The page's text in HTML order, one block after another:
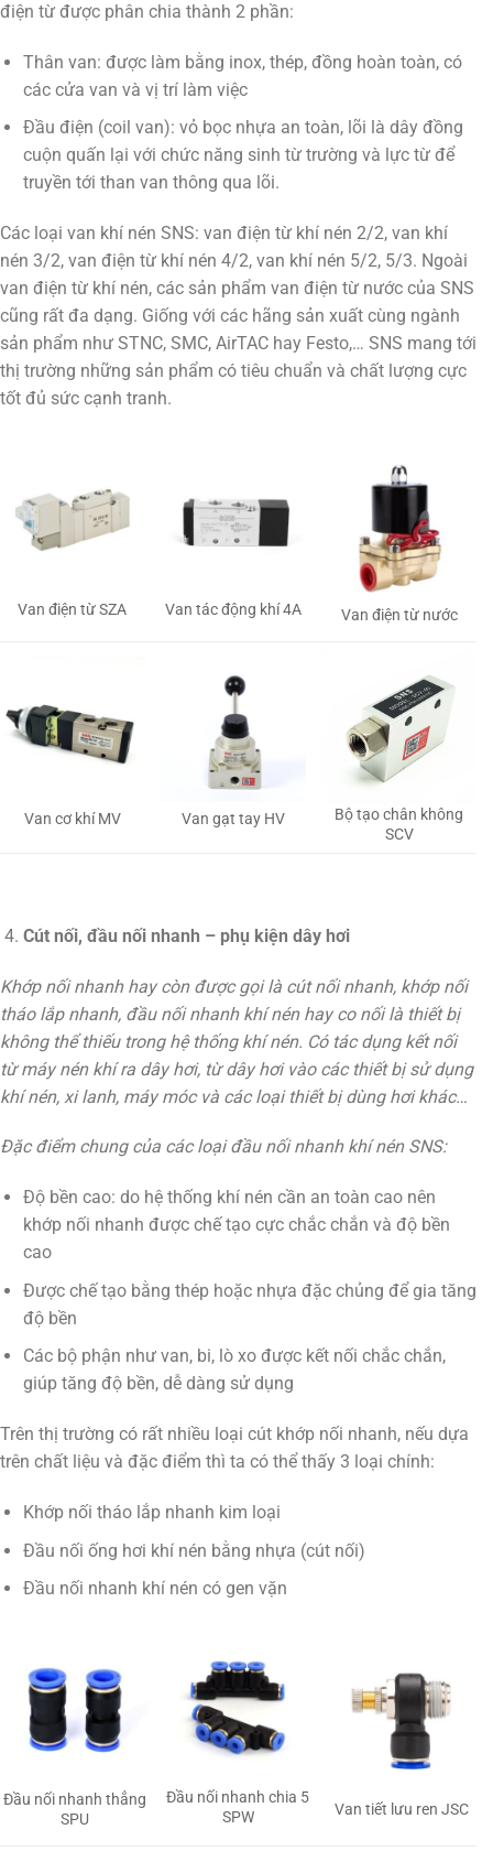
điện từ được phân chia thành 2 phần:
Thân van: được làm bằng inox, thép, đồng hoàn toàn, có
các cửa van và vị trí làm việc
Đầu điện (coil van): vỏ bọc nhựa an toàn, lõi là dây đồng
cuộn quấn lại với chức năng sinh từ trường và lực từ để
truyền tới than van thông qua lõi.
Các loại van khí nén SNS: van điện từ khí nén 2/2, van khí
nén 3/2, van điện từ khí nén 4/2, van khí nén 5/2, 5/3. Ngoài
van điện từ khí nén, các sản phẩm van điện từ nước của SNS
cũng rất đa dạng. Giống với các hãng sản xuất cùng ngành
sản phẩm như STNC, SMC, AirTAC hay Festo,… SNS mang tới
thị trường những sản phẩm có tiêu chuẩn và chất lượng cực
tốt đủ sức cạnh tranh.
Van điện từ SZA Van tác động khí 4A Van điện từ nước
Van cơ khí MV Van gạt tay HV
Bộ tạo chân không
SCV
Cút nối, đầu nối nhanh – phụ kiện dây hơi
Khớp nối nhanh hay còn được gọi là cút nối nhanh, khớp nối
tháo lắp nhanh, đầu nối nhanh khí nén hay co nối là thiết bị
không thể thiếu trong hệ thống khí nén. Có tác dụng kết nối
từ máy nén khí ra dây hơi, từ dây hơi vào các thiết bị sử dụng
khí nén, xi lanh, máy móc và các loại thiết bị dùng hơi khác…
Đặc điểm chung của các loại đầu nối nhanh khí nén SNS:
Độ bền cao: do hệ thống khí nén cần an toàn cao nên
khớp nối nhanh được chế tạo cực chắc chắn và độ bền
cao
Được chế tạo bằng thép hoặc nhựa đặc chủng để gia tăng
độ bền
Các bộ phận như van, bi, lò xo được kết nối chắc chắn,
giúp tăng độ bền, dễ dàng sử dụng
Trên thị trường có rất nhiều loại cút khớp nối nhanh, nếu dựa
trên chất liệu và đặc điểm thì ta có thể thấy 3 loại chính:
Khớp nối tháo lắp nhanh kim loại
Đầu nối ống hơi khí nén bằng nhựa (cút nối)
Đầu nối nhanh khí nén có gen vặn
Đầu nối nhanh thẳng
SPU
Đầu nối nhanh chia 5
SPW
Van tiết lưu ren JSC